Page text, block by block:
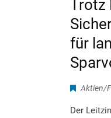
Trotz
für
Aktien/
Der